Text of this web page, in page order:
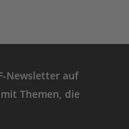
Newsletter auf
Themen, die